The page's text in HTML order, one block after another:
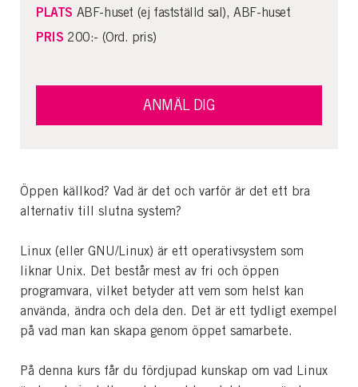
Öppen källkod? Vad är det och varför är det ett bra
alternativ till slutna system?
Linux (eller GNU/Linux) är ett operativsystem som
liknar Unix. Det består mest av fri och öppen
programvara, vilket betyder att vem som helst kan
använda, ändra och dela den. Det är ett tydligt exempel
på vad man kan skapa genom öppet samarbete.
På denna kurs får du fördjupad kunskap om vad Linux
PLATS ABF-huset (ej fastställd sal), ABF-huset
PRIS 200:- (Ord. pris)
ANMÄL DIG